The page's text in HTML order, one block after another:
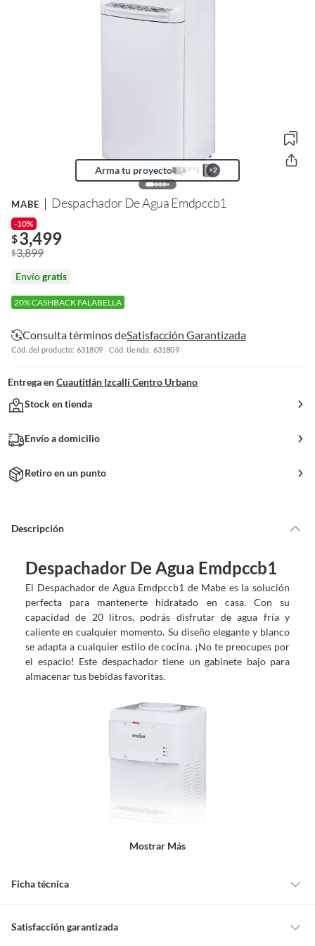
Arma tu proyecto +2
MABE Despachador De Agua Emdpccb1
-10%
$3,499
$3,899
Envíogratis
20% CASHBACK FALABELLA
Consulta términos deSatisfacción Garantizada
Cód. del producto: 631809 Cód. tienda: 631809
Entrega en Cuautitlán Izcalli Centro Urbano
Stock en tienda
Envío a domicilio
Retiro en un punto
Descripción
Despachador De Agua Emdpccb1
El Despachador de Agua Emdpccb1 de Mabe es la solución
perfecta para mantenerte hidratado en casa. Con su
capacidad de 20 litros, podrás disfrutar de agua fría y
caliente en cualquier momento. Su diseño elegante y blanco
se adapta a cualquier estilo de cocina. ¡No te preocupes por
el espacio! Este despachador tiene un gabinete bajo para
almacenar tus bebidas favoritas.
Mostrar Más
Ficha técnica
Alimentación
Satisfacción garantizada